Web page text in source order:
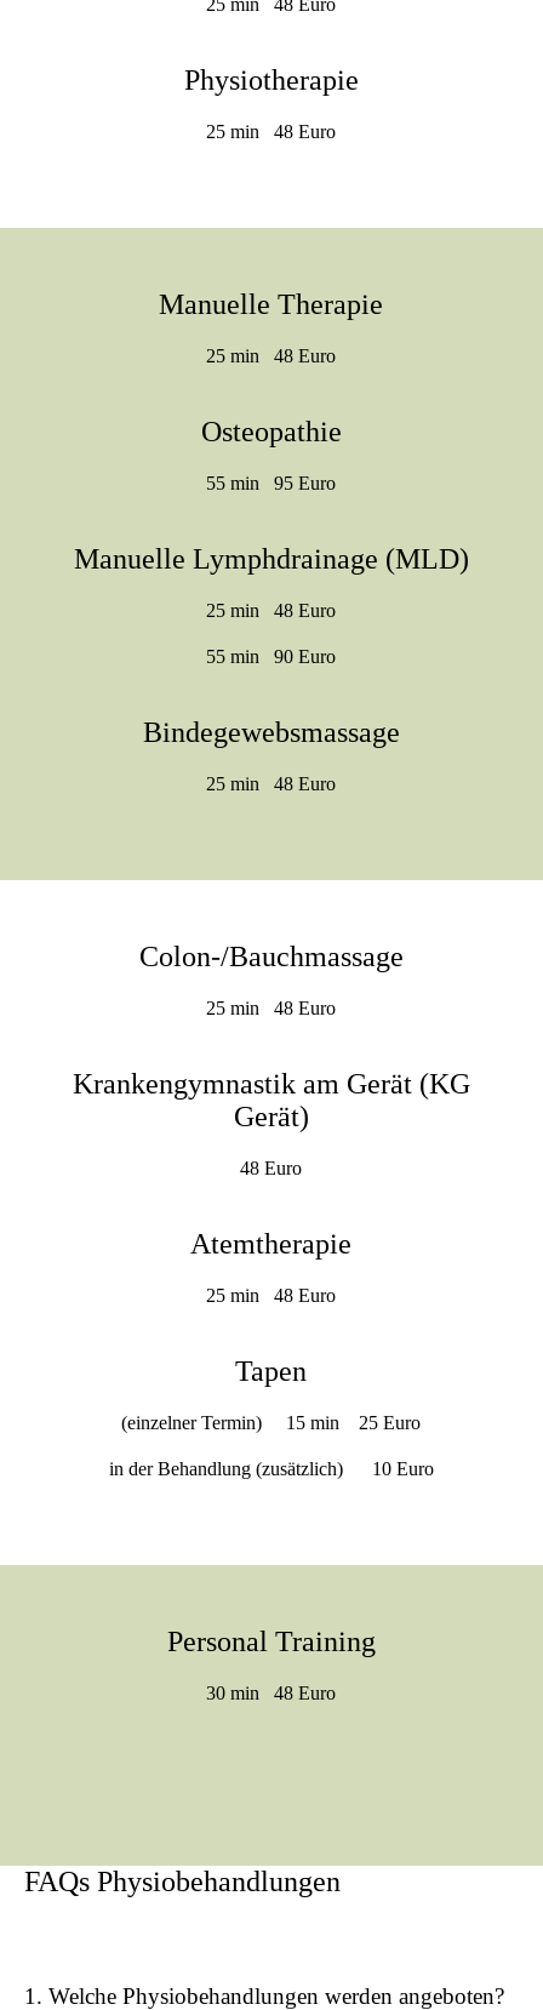
25 min 48 Euro
Physiotherapie
25 min 48 Euro
Manuelle Therapie
25 min 48 Euro
Osteopathie
55 min 95 Euro
Manuelle Lymphdrainage (MLD)
25 min 48 Euro
55 min 90 Euro
Bindegewebsmassage
25 min 48 Euro
Colon-/Bauchmassage
25 min 48 Euro
Krankengymnastik am Gerät (KG
Gerät)
48 Euro
Atemtherapie
25 min 48 Euro
Tapen
(einzelner Termin) 15 min 25 Euro
in der Behandlung (zusätzlich) 10 Euro
Personal Training
30 min 48 Euro
FAQs Physiobehandlungen
1. Welche Physiobehandlungen werden angeboten?